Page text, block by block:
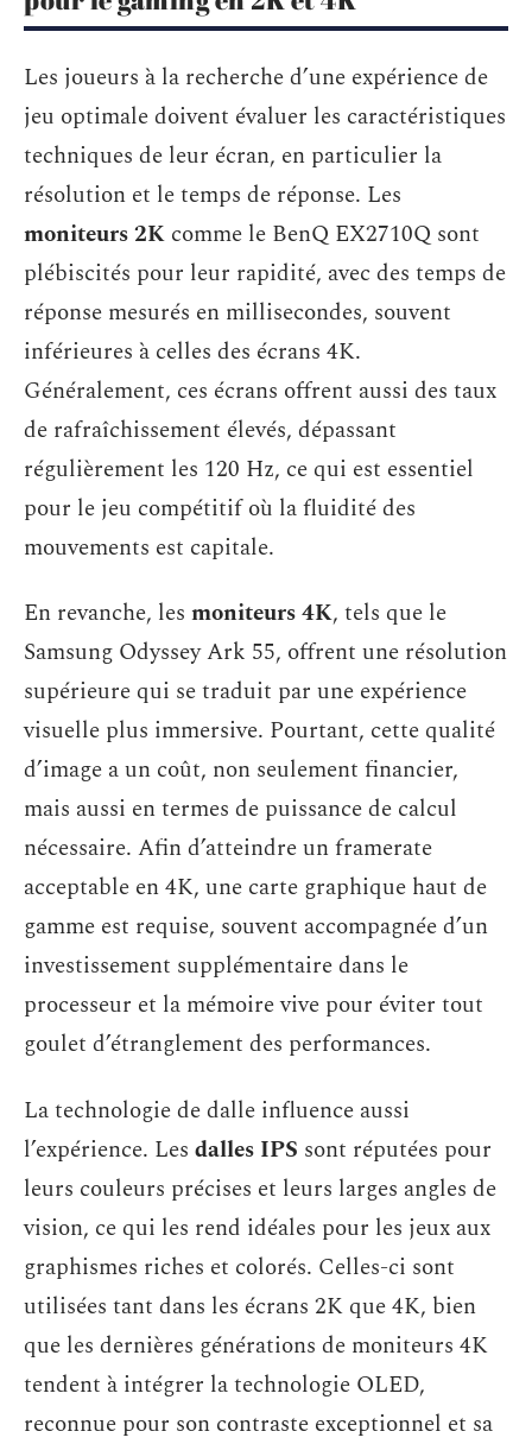
Les joueurs à la recherche d’une expérience de
jeu optimale doivent évaluer les caractéristiques
techniques de leur écran, en particulier la
résolution et le temps de réponse. Les
moniteurs 2K comme le BenQ EX2710Q sont
plébiscités pour leur rapidité, avec des temps de
réponse mesurés en millisecondes, souvent
inférieures à celles des écrans 4K.
Généralement, ces écrans offrent aussi des taux
de rafraîchissement élevés, dépassant
régulièrement les 120 Hz, ce qui est essentiel
pour le jeu compétitif où la fluidité des
mouvements est capitale.
En revanche, les moniteurs 4K, tels que le
Samsung Odyssey Ark 55, offrent une résolution
supérieure qui se traduit par une expérience
visuelle plus immersive. Pourtant, cette qualité
d’image a un coût, non seulement financier,
mais aussi en termes de puissance de calcul
nécessaire. Afin d’atteindre un framerate
acceptable en 4K, une carte graphique haut de
gamme est requise, souvent accompagnée d’un
investissement supplémentaire dans le
processeur et la mémoire vive pour éviter tout
goulet d’étranglement des performances.
La technologie de dalle influence aussi
l’expérience. Les dalles IPS sont réputées pour
leurs couleurs précises et leurs larges angles de
vision, ce qui les rend idéales pour les jeux aux
graphismes riches et colorés. Celles-ci sont
utilisées tant dans les écrans 2K que 4K, bien
que les dernières générations de moniteurs 4K
tendent à intégrer la technologie OLED,
reconnue pour son contraste exceptionnel et sa